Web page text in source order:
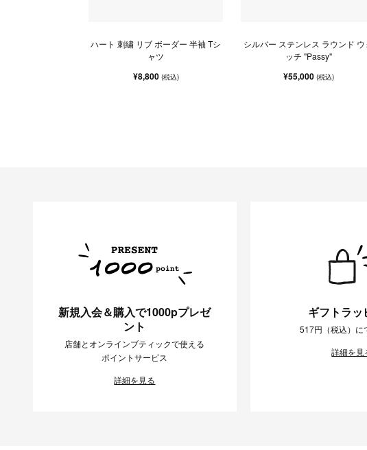
ハート 刺繍 リブ ボーダー 半袖 Tシ
ャツ
¥8,800 (税込)
シルバー ステンレス ラウンド ウ
ッチ "Passy"
¥55,000 (税込)
新規入会＆購入で1000pプレゼ
ント
店舗とオンラインブティックで使える
ポイントサービス
詳細を見る
ギフトラッ
517円（税込）に
詳細を見